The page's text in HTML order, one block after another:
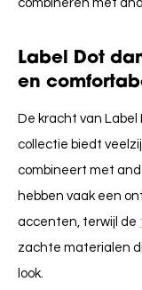
combineren met
Label Dot
en
De kracht van Label
collectie biedt
combineert met
hebben vaak een
accenten, terwijl de
zachte materialen
look.